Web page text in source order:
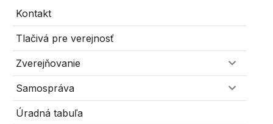
Kontakt
Tlačivá pre verejnosť
Zverejňovanie
Samospráva
Úradná tabuľa